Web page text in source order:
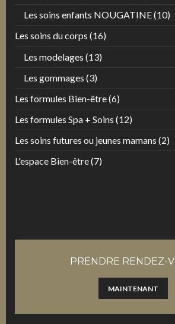
Les soins enfants NOUGATINE(10)
Les soins du corps (16)
Les modelages (13)
Les gommages (3)
Les formules Bien-être(6)
Les formules Spa + Soins (12)
Les soins futures ou jeunes mamans (2)
L'espace Bien-être(7)
PRENDRE RENDEZ-
MAINTENANT